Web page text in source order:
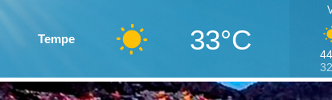
Tempe 33°C